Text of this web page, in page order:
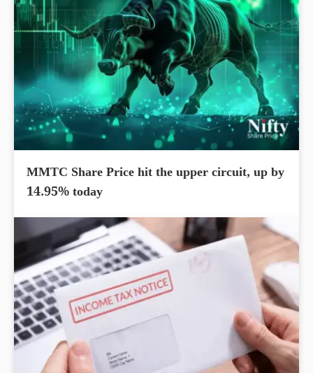
MMTC Share Price hit the upper circuit, up by
14.95% today